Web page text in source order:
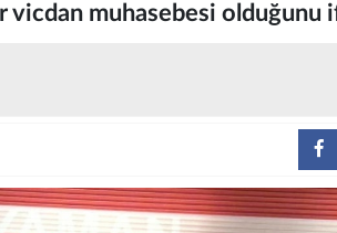
vicdan muhasebesi olduğunu